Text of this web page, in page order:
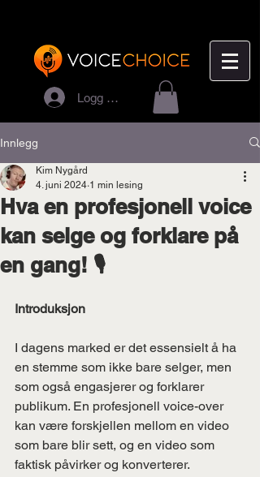
Logg inn
Innlegg
Hva en profesjonell voice
kan selge og forklare på
en gang! 🎙️
Kim Nygård
4. juni 2024 1 min lesing
Introduksjon
I dagens marked er det essensielt å ha
en stemme som ikke bare selger, men
som også engasjerer og forklarer
publikum. En profesjonell voice-over
kan være forskjellen mellom en video
som bare blir sett, og en video som
faktisk påvirker og konverterer.